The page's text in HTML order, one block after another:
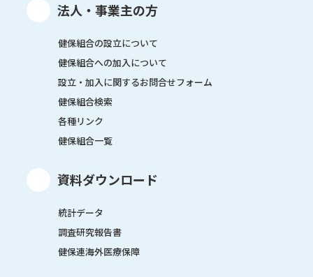
法人・事業主の方
健保組合の設立について
健保組合への加入について
設立・加入に関するお問合せフォーム
健保組合検索
各種リンク
健保組合一覧
資料ダウンロード
統計データ
調査研究報告書
健保連海外医療保障